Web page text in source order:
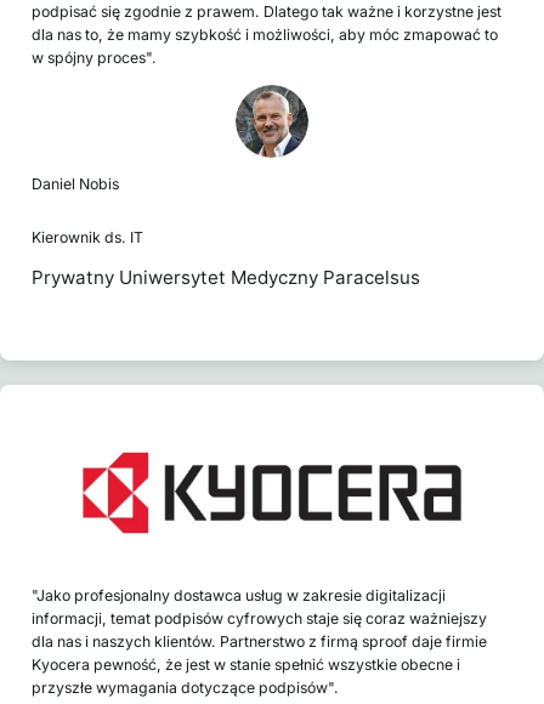
podpisać się zgodnie z prawem. Dlatego tak ważne i korzystne jest
dla nas to, że mamy szybkość i możliwości, aby móc zmapować to
w spójny proces".
Daniel Nobis
Kierownik ds. IT
Prywatny Uniwersytet Medyczny Paracelsus
"Jako profesjonalny dostawca usług w zakresie digitalizacji
informacji, temat podpisów cyfrowych staje się coraz ważniejszy
dla nas i naszych klientów. Partnerstwo z firmą sproof daje firmie
Kyocera pewność, że jest w stanie spełnić wszystkie obecne i
przyszłe wymagania dotyczące podpisów".